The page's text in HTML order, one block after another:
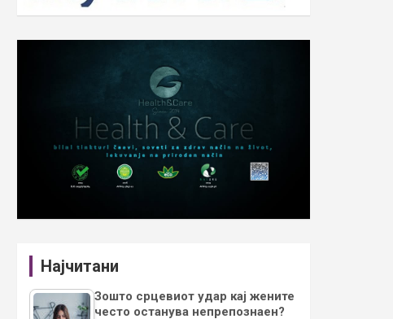
Најчитани
Зошто срцевиот удар кај жените
често останува непрепознаен?